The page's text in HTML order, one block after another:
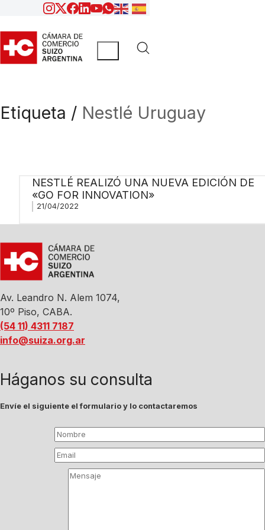
Etiqueta / Nestlé Uruguay
NESTLÉ REALIZÓ UNA NUEVA EDICIÓN DE
«GO FOR INNOVATION»
21/04/2022
Av. Leandro N. Alem 1074,
10º Piso, CABA.
(54 11) 4311 7187
info@suiza.org.ar
Háganos su consulta
Envíe el siguiente el formulario y lo contactaremos